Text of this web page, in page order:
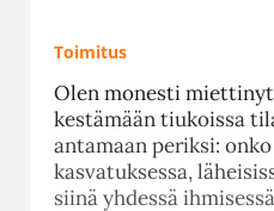
Toimitus
Olen monesti
kestämään tiukoissa
antamaan periksi: onko
kasvatuksessa,
siinä yhdessä